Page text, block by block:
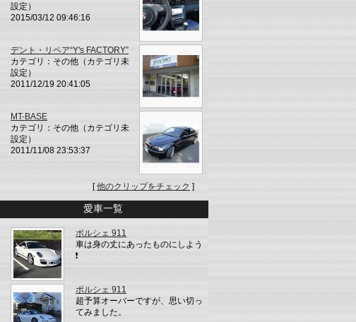
設定）
2015/03/12 09:46:16
デント・リペア“Y's FACTORY”
カテゴリ：その他（カテゴリ未
設定）
2011/12/19 20:41:05
MT-BASE
カテゴリ：その他（カテゴリ未
設定）
2011/11/08 23:53:37
[他のクリップをチェック ]
愛車一覧
ポルシェ 911
車は身の丈にあったものにしよう
❗️
ポルシェ 911
超予算オーバーですが、思い切っ
てみました。